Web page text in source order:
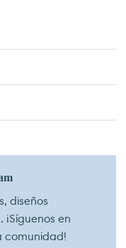
diseños
¡Síguenos en
comunidad!